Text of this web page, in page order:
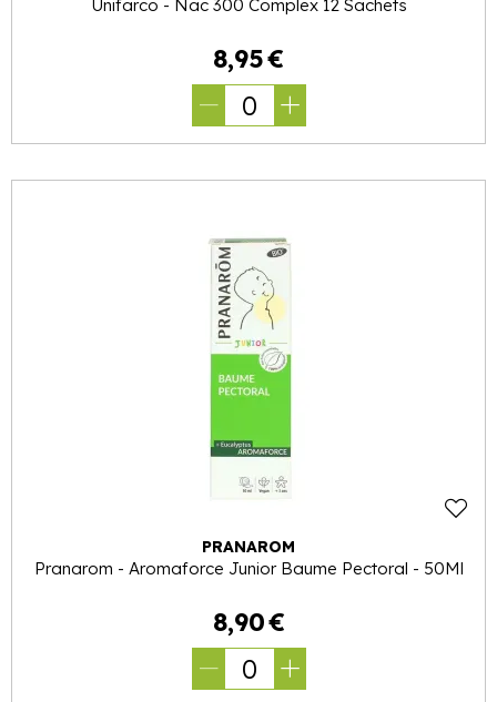
Unifarco - Nac 300 Complex 12 Sachets
8,95€
0
PRANAROM
Pranarom - Aromaforce Junior Baume Pectoral - 50Ml
8,90€
0